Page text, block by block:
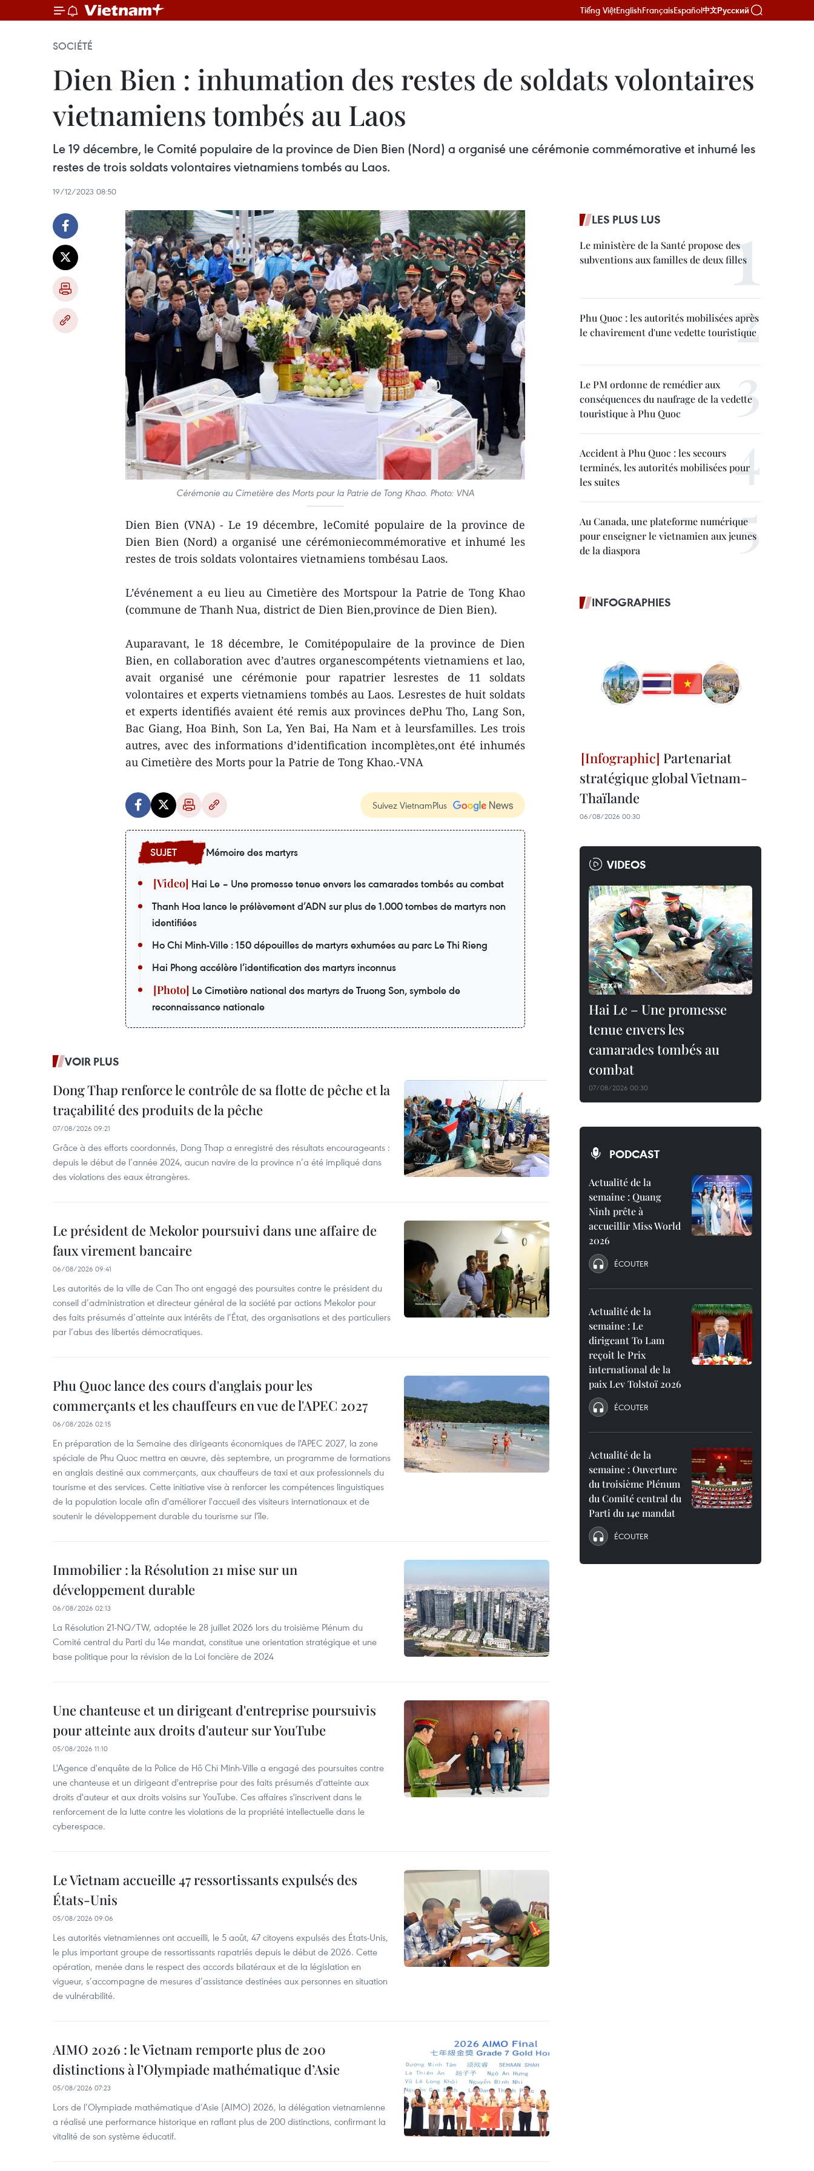
Tiếng ViệtEnglishFrançaisEspañol中文Русский
SOCIÉTÉ
Dien Bien : inhumation des restes de soldats volontaires
vietnamiens tombés au Laos
Le 19 décembre, le Comité populaire de la province de Dien Bien (Nord) a organisé une cérémonie commémorative et inhumé les
restes de trois soldats volontaires vietnamiens tombés au Laos.
19/12/2023 08:50
Cérémonie au Cimetière des Morts pour la Patrie de Tong Khao. Photo: VNA
Dien Bien (VNA) - Le 19 décembre, leComité populaire de la province de
Dien Bien (Nord) a organisé une cérémoniecommémorative et inhumé les
restes de trois soldats volontaires vietnamiens tombésau Laos.
L’événement a eu lieu au Cimetière des Mortspour la Patrie de Tong Khao
(commune de Thanh Nua, district de Dien Bien,province de Dien Bien).
Auparavant, le 18 décembre, le Comitépopulaire de la province de Dien
Bien, en collaboration avec d’autres organescompétents vietnamiens et lao,
avait organisé une cérémonie pour rapatrier lesrestes de 11 soldats
volontaires et experts vietnamiens tombés au Laos. Lesrestes de huit soldats
et experts identifiés avaient été remis aux provinces dePhu Tho, Lang Son,
Bac Giang, Hoa Binh, Son La, Yen Bai, Ha Nam et à leursfamilles. Les trois
autres, avec des informations d’identification incomplètes,ont été inhumés
au Cimetière des Morts pour la Patrie de Tong Khao.-VNA
Suivez VietnamPlus
Mémoire des martyrs
Hai Le – Une promesse tenue envers les camarades tombés au combat
Thanh Hoa lance le prélèvement d’ADN sur plus de 1.000 tombes de martyrs non
identifiées
Ho Chi Minh-Ville : 150 dépouilles de martyrs exhumées au parc Le Thi Rieng
Hai Phong accélère l’identification des martyrs inconnus
Le Cimetière national des martyrs de Truong Son, symbole de
reconnaissance nationale
VOIR PLUS
Dong Thap renforce le contrôle de sa flotte de pêche et la
traçabilité des produits de la pêche
07/08/2026 09:21
Grâce à des efforts coordonnés, Dong Thap a enregistré des résultats encourageants :
depuis le début de l’année 2024, aucun navire de la province n’a été impliqué dans
des violations des eaux étrangères.
Le président de Mekolor poursuivi dans une affaire de
faux virement bancaire
06/08/2026 09:41
Les autorités de la ville de Can Tho ont engagé des poursuites contre le président du
conseil d’administration et directeur général de la société par actions Mekolor pour
des faits présumés d’atteinte aux intérêts de l’État, des organisations et des particuliers
par l’abus des libertés démocratiques.
Phu Quoc lance des cours d'anglais pour les
commerçants et les chauffeurs en vue de l'APEC 2027
06/08/2026 02:15
En préparation de la Semaine des dirigeants économiques de l'APEC 2027, la zone
spéciale de Phu Quoc mettra en œuvre, dès septembre, un programme de formations
en anglais destiné aux commerçants, aux chauffeurs de taxi et aux professionnels du
tourisme et des services. Cette initiative vise à renforcer les compétences linguistiques
de la population locale afin d'améliorer l'accueil des visiteurs internationaux et de
soutenir le développement durable du tourisme sur l'île.
Immobilier : la Résolution 21 mise sur un
développement durable
06/08/2026 02:13
La Résolution 21-NQ/TW, adoptée le 28 juillet 2026 lors du troisième Plénum du
Comité central du Parti du 14e mandat, constitue une orientation stratégique et une
base politique pour la révision de la Loi foncière de 2024
Une chanteuse et un dirigeant d'entreprise poursuivis
pour atteinte aux droits d'auteur sur YouTube
05/08/2026 11:10
L'Agence d'enquête de la Police de Hô Chi Minh-Ville a engagé des poursuites contre
une chanteuse et un dirigeant d'entreprise pour des faits présumés d'atteinte aux
droits d'auteur et aux droits voisins sur YouTube. Ces affaires s'inscrivent dans le
renforcement de la lutte contre les violations de la propriété intellectuelle dans le
cyberespace.
Le Vietnam accueille 47 ressortissants expulsés des
États-Unis
05/08/2026 09:06
Les autorités vietnamiennes ont accueilli, le 5 août, 47 citoyens expulsés des États-Unis,
le plus important groupe de ressortissants rapatriés depuis le début de 2026. Cette
opération, menée dans le respect des accords bilatéraux et de la législation en
vigueur, s’accompagne de mesures d’assistance destinées aux personnes en situation
de vulnérabilité.
AIMO 2026 : le Vietnam remporte plus de 200
distinctions à l’Olympiade mathématique d’Asie
05/08/2026 07:23
Lors de l’Olympiade mathématique d’Asie (AIMO) 2026, la délégation vietnamienne
a réalisé une performance historique en raflant plus de 200 distinctions, confirmant la
vitalité de son système éducatif.
LES PLUS LUS
Le ministère de la Santé propose des
subventions aux familles de deux filles
Phu Quoc : les autorités mobilisées après
le chavirement d'une vedette touristique
Le PM ordonne de remédier aux
conséquences du naufrage de la vedette
touristique à Phu Quoc
Accident à Phu Quoc : les secours
terminés, les autorités mobilisées pour
les suites
Au Canada, une plateforme numérique
pour enseigner le vietnamien aux jeunes
de la diaspora
INFOGRAPHIES
Partenariat
stratégique global Vietnam-
Thaïlande
06/08/2026 00:30
VIDEOS
Hai Le – Une promesse
tenue envers les
camarades tombés au
combat
07/08/2026 00:30
PODCAST
Actualité de la
semaine : Quang
Ninh prête à
accueillir Miss World
2026
ÉCOUTER
Actualité de la
semaine : Le
dirigeant To Lam
reçoit le Prix
international de la
paix Lev Tolstoï 2026
ÉCOUTER
Actualité de la
semaine : Ouverture
du troisième Plénum
du Comité central du
Parti du 14e mandat
ÉCOUTER